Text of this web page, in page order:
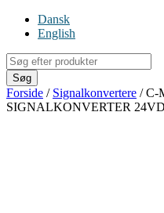
Dansk
English
Products
search
Søg
Forside / Signalkonvertere / C-
SIGNALKONVERTER